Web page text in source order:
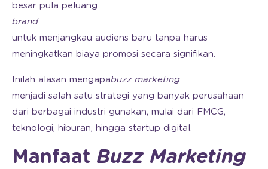
besar pula peluang
brand
untuk menjangkau audiens baru tanpa harus
meningkatkan biaya promosi secara signifikan.
Inilah alasan mengapabuzz marketing
menjadi salah satu strategi yang banyak perusahaan
dari berbagai industri gunakan, mulai dari FMCG,
teknologi, hiburan, hingga startup digital.
Manfaat Buzz Marketing